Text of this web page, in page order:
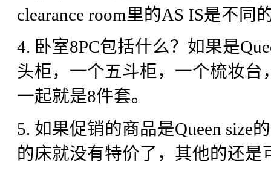
clearance room里的AS IS是不
4. 卧室8PC包括什么？如果是
头柜，一个五斗柜，一个梳妆
一起就是8件套。
5. 如果促销的商品是Queen size
的床就没有特价了，其他的还是